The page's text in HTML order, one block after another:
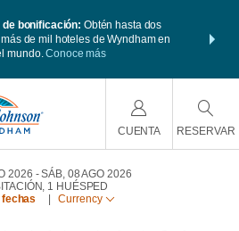
bonificación: Obtén hasta dos
de mil hoteles de Wyndham en
mundo.Conoce más
viaje de
CUENTA RESERVAR
2026
SÁB, 08 AGO 2026
, 1 HUÉSPED
fechas
Currency